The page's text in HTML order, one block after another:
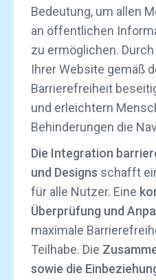
Bedeutung, um allen
an öffentlichen
zu ermöglichen.
Ihrer Website gemäß
Barrierefreiheit
und erleichtern
Behinderungen die
Die Integration
und Designs schafft
für alle Nutzer. Eine
Überprüfung und
maximale
Teilhabe. Die
sowie die